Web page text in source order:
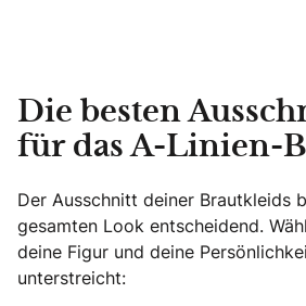
Die besten
für das A-Linien-
Der Ausschnitt deiner Brautkleids
gesamten Look entscheidend.
deine Figur und deine
unterstreicht: